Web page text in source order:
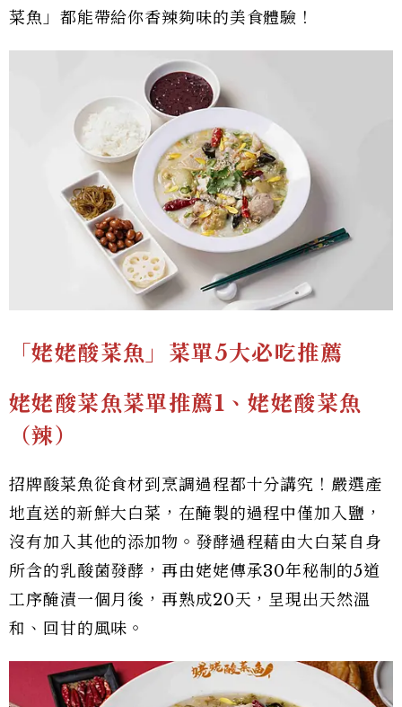
菜魚」都能帶給你香辣夠味的美食體驗！
「姥姥酸菜魚」菜單5大必吃推薦
姥姥酸菜魚菜單推薦1、姥姥酸菜魚
（辣）
招牌酸菜魚從食材到烹調過程都十分講究！嚴選產
地直送的新鮮大白菜，在醃製的過程中僅加入鹽，
沒有加入其他的添加物。發酵過程藉由大白菜自身
所含的乳酸菌發酵，再由姥姥傳承30年秘制的5道
工序醃漬一個月後，再熟成20天，呈現出天然溫
和、回甘的風味。